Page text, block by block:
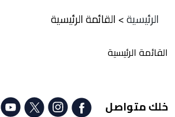
الرئيسية>القائمة الرئيسية
القائمة الرئيسية
خلك متواصل